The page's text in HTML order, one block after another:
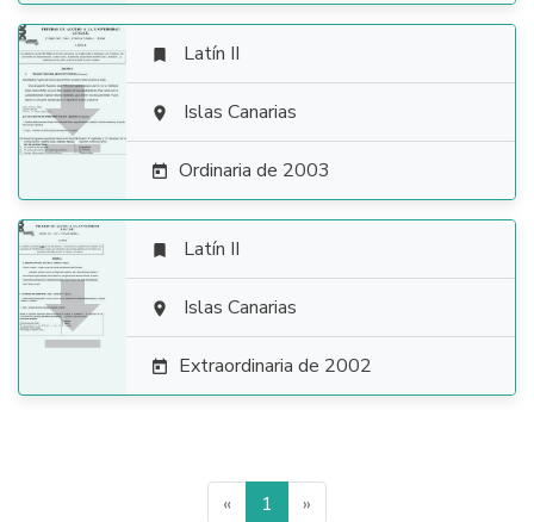

 Latín II
 Islas Canarias
 Ordinaria de 2003

 Latín II
 Islas Canarias
 Extraordinaria de 2002
« 1 »